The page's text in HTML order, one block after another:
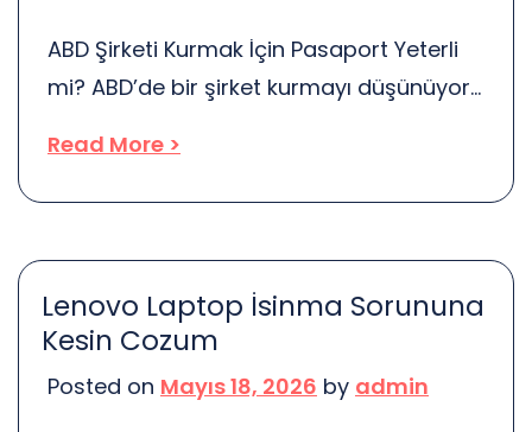
ABD Şirketi Kurmak İçin Pasaport Yeterli
mi? ABD’de bir şirket kurmayı düşünüyor
süreçte birçok detayla karşılaşacaksınız.
İlk sorulardan biri, pasaportun yeterli
değil. Şimdi, bu konuda daha fazla bilgi
verelim. Öncelikle, ABD’de şirket kurmak
için sadece pasaport değil, aynı […]
Read More >
Lenovo Laptop İsinma Sorununa
Kesin Cozum
Posted on Mayıs 18, 2026 by admin